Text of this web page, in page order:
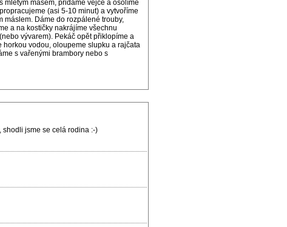
mletým masem, přidáme vejce a osolíme
(asi 5-10 minut) a vytvoříme
máslem. Dáme do rozpálené trouby,
a na kostičky nakrájíme všechnu
vývarem). Pekáč opět přiklopíme a
vodou, oloupeme slupku a rajčata
s vařenými brambory nebo s
shodli jsme se celá rodina :-)